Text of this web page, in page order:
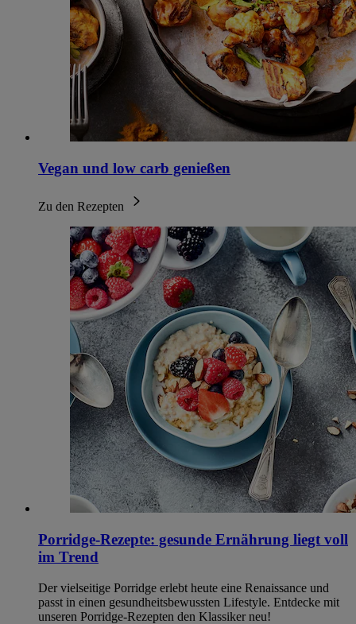
Vegan und low carb genießen
Zu den Rezepten
Porridge-Rezepte: gesunde Ernährung liegt voll
im Trend
Der vielseitige Porridge erlebt heute eine Renaissance und
passt in einen gesundheitsbewussten Lifestyle. Entdecke mit
unseren Porridge-Rezepten den Klassiker neu!